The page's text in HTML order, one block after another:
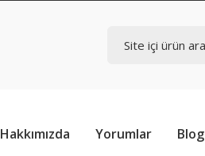
Hakkımızda Yorumlar Blog